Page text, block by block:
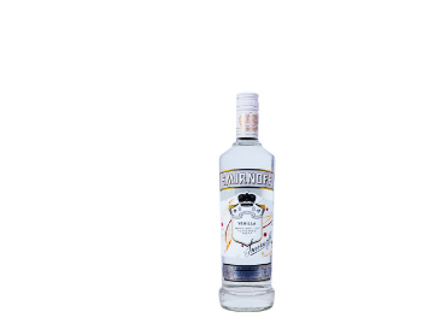
In den Korb